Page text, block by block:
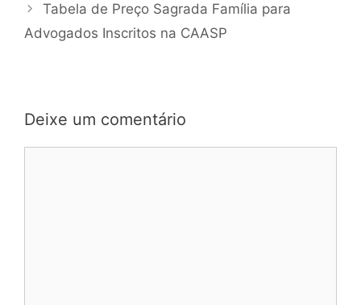
Tabela de Preço Sagrada Família para
Advogados Inscritos na CAASP
Deixe um comentário